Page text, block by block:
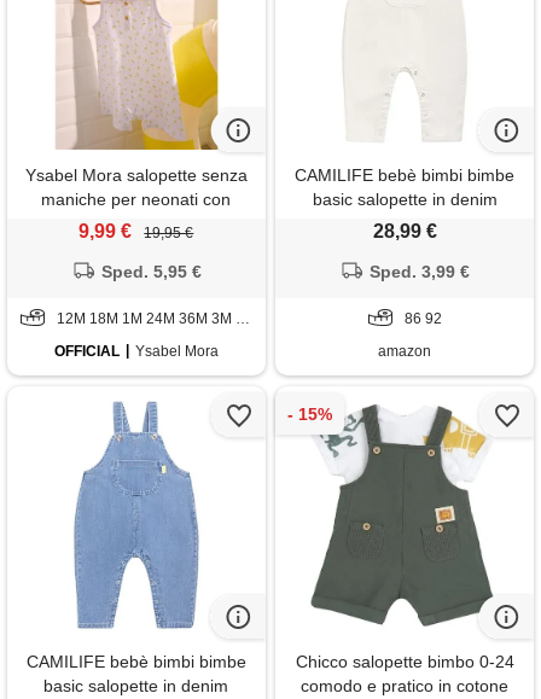
Ysabel Mora salopette senza
maniche per neonati con
stampa di limoni
9,99 € 19,95 €
Sped. 5,95 €
12M 18M 1M 24M 36M 3M 6M 9M
OFFICIAL
Ysabel Mora
CAMILIFE bebè bimbi bimbe
basic salopette in denim
dungarees pantaloni di jeans
unita jeans bianco taglia 86
28,99 €
Sped. 3,99 €
86 92
amazon
CAMILIFE bebè bimbi bimbe
basic salopette in denim
Chicco salopette bimbo 0-24
comodo e pratico in cotone